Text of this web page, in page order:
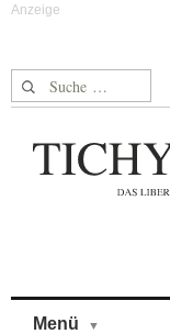
Suche nach:
Menü